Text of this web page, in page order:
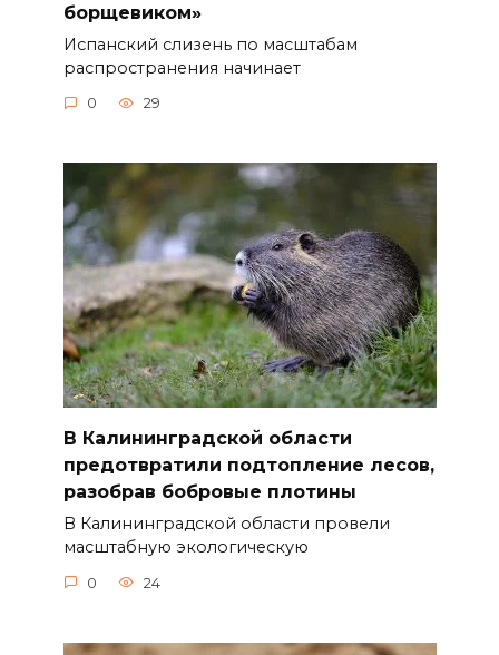
борщевиком»
Испанский слизень по масштабам
распространения начинает
0 29
В Калининградской области
предотвратили подтопление лесов,
разобрав бобровые плотины
В Калининградской области провели
масштабную экологическую
0 24